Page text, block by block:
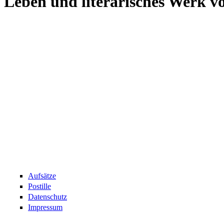
Aufsätze
Postille
Datenschutz
Impressum